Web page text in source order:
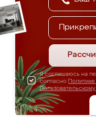
Я соглашаюсь на
согласно